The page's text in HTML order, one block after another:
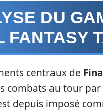
DU
FANTASY
centraux de
combats au tour
depuis imposé